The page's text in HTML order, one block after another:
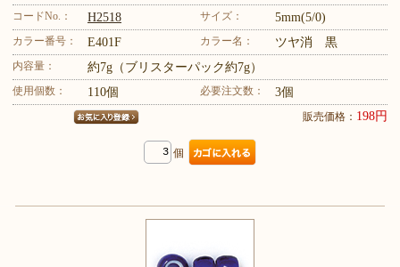
コードNo.： H2518 サイズ： 5mm(5/0)
カラー番号： E401F カラー名： ツヤ消 黒
内容量： 約7g（ブリスターパック約7g）
使用個数： 110個 必要注文数： 3個
販売価格： 198円
個